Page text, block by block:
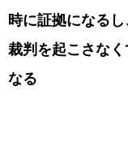
時に証拠になるし
裁判を起こさな
なる